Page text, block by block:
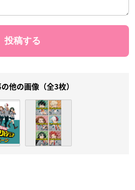
他の画像（全3枚）